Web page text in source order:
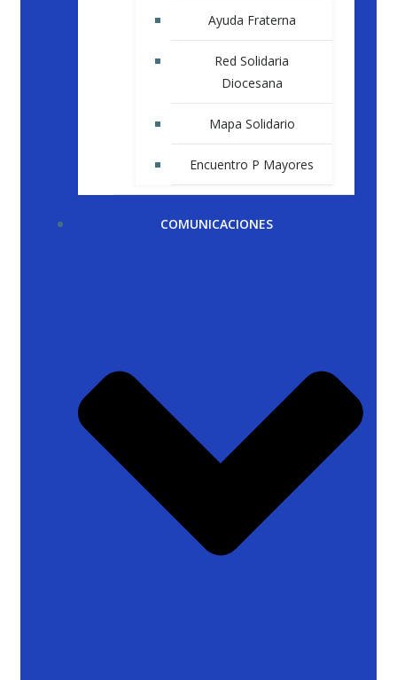
Ayuda Fraterna
Red Solidaria
Diocesana
Mapa Solidario
Encuentro P Mayores
COMUNICACIONES